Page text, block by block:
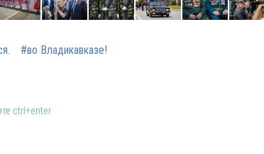
#во Владикавказе!
ctrl+enter